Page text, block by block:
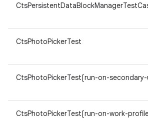
CtsPhotoPickerTest
CtsPhotoPickerTest[run-on-secondary-
CtsPhotoPickerTest[run-on-work-